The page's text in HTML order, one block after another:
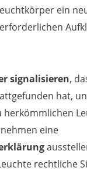
ein
signalisieren,
hat,
herkömmlichen
eine
rechtliche